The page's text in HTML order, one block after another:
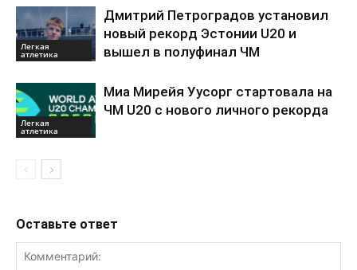
Легкая
атлетика
Дмитрий Петроградов установил
новый рекорд Эстонии U20 и
вышел в полуфинал ЧМ
Легкая
атлетика
Миа Мирейя Уусорг стартовала на
ЧМ U20 c нового личного рекорда
Оставьте ответ